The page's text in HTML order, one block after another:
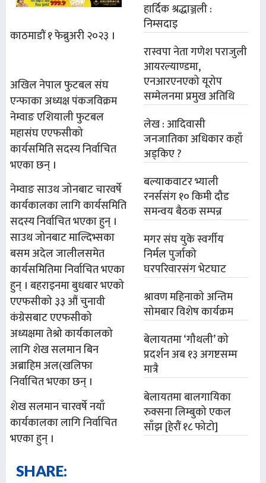
काठमाडौं १ फेब्रुअरी २०२३ ।
अखिल नेपाल फुटबल संघ
एन्फाका अध्यक्ष पंकजविक्रम
नेम्वाङ एशियाली फुटबल
महासंघ एएफसीको
कार्यसमिति सदस्य निर्वाचित
भएका छन् ।
नेम्वाङ साउथ जोनबाट चारवर्षे
कार्यकालका लागि कार्यसमिति
सदस्य निर्वाचित भएका हुन् ।
साउथ जोनबाट माल्दिभ्सका
बसम अदेल जालीलसमेत
कार्यसमितिमा निर्वाचित भएका
हुन् । बहराइनमा बुधबार भएको
एएफसीको ३३ औं चुनावी
कंग्रेसबाट एएफसीको
अध्यक्षमा तेश्रो कार्यकालको
लागि शेख सलमान बिन
अब्राहिम अल(खलिफा
निर्वाचित भएका छन् ।
शेख सलमान चारवर्षे नयाँ
कार्यकालका लागि निर्वाचित
भएका हुन् ।
SHARE:
हार्दिक श्रद्धाञ्जली :
निम्सदाइ
रास्वपा नेता गणेश पराजुली
आयरल्याण्डमा,
एनआरएनएको यूरोप
सम्मेलनमा प्रमुख अतिथि
लेख : आदिवासी
जनजातिका अधिकार कहाँ
अड्किए ?
बल्याकवाटर भ्याली
रनर्ससंग १० किमी दौड
समन्वय बैठक सम्पन्न
मगर संघ युके स्वर्गीय
निर्मल पुर्जाको
घरपरिवारसंग भेटघाट
श्रावण महिनाको अन्तिम
सोमबार विशेष कार्यक्रम
बेलायतमा ‘गौथली’ को
प्रदर्शन अब १३ अगष्टसम्म
मात्रै
बेलायतमा बालगायिका
रुक्सना लिम्बुको एकल
साँझ [हेरौं १८ फोटो]